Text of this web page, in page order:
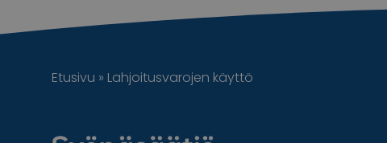
Etusivu » Lahjoitusvarojen käyttö